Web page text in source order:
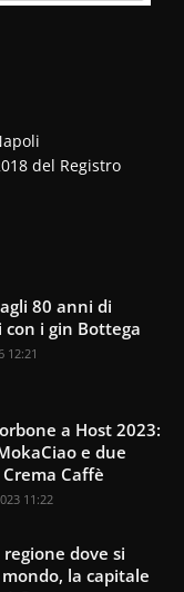
del Registro
80 anni di
i gin Bottega
12:21
a Host 2023:
e due
Caffè
11:22
dove si
la capitale